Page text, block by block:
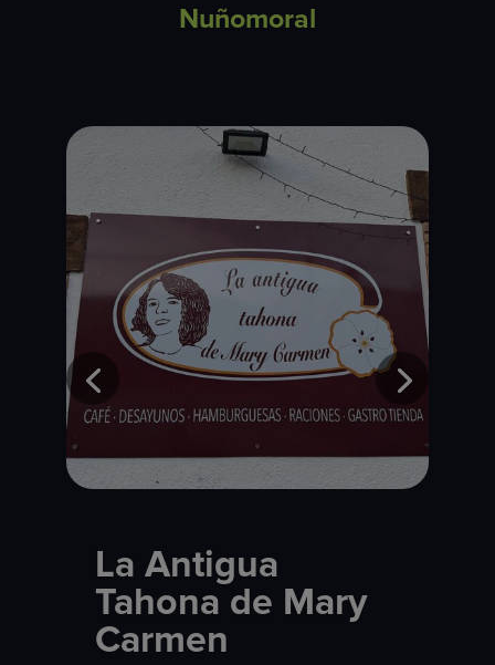
Nuñomoral
La Antigua
Tahona de Mary
Carmen